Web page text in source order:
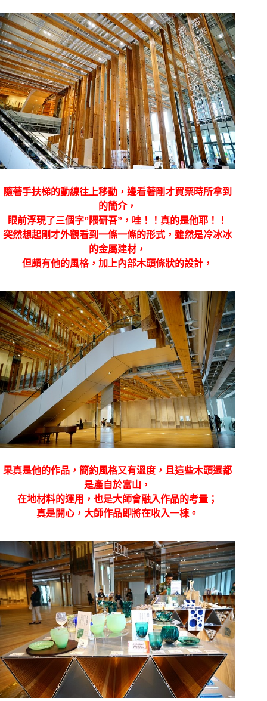
隨著手扶梯的動線往上移動，邊看著剛才買票時所拿到
的簡介，
眼前浮現了三個字”隈研吾”，哇！！真的是他耶！！
突然想起剛才外觀看到一條一條的形式，雖然是冷冰冰
的金屬建材，
但頗有他的風格，加上內部木頭條狀的設計，
果真是他的作品，簡約風格又有溫度，且這些木頭還都
是產自於富山，
在地材料的運用，也是大師會融入作品的考量；
真是開心，大師作品即將在收入一棟。